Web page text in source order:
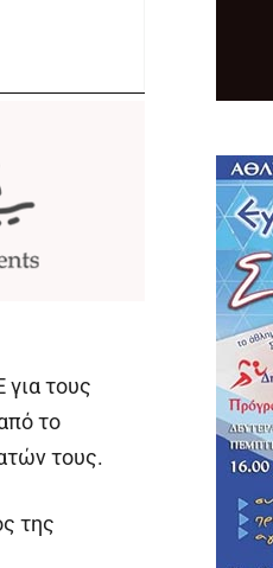
τους
το
τους.
της